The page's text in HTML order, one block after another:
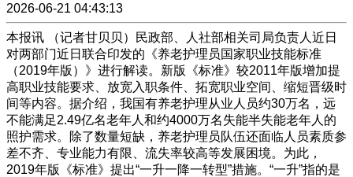
2026-06-21 04:43:13
本报讯 （记者甘贝贝）民政部、人社部相关司局负责人近日
对两部门近日联合印发的《养老护理员国家职业技能标准
（2019年版）》进行解读。新版《标准》较2011年版增加提
高职业技能要求、放宽入职条件、拓宽职业空间、缩短晋级时
间等内容。据介绍，我国有养老护理从业人员约30万名，远
不能满足2.49亿名老年人和约4000万名失能半失能老年人的
照护需求。除了数量短缺，养老护理员队伍还面临人员素质参
差不齐、专业能力有限、流失率较高等发展困境。为此，
2019年版《标准》提出“一升一降一转型”措施。“一升”指的是